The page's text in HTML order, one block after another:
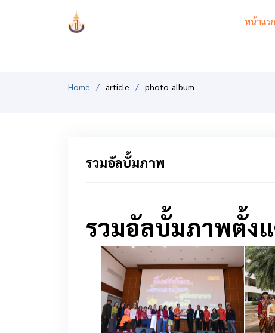
หน้าแรก
Home article photo-album
รวมอัลบั้มภาพ
รวมอัลบั้มภาพตั้ง